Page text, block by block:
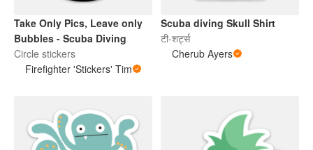
Take Only Pics, Leave only
Bubbles - Scuba Diving
Circle stickers
Firefighter 'Stickers' Tim
Scuba diving Skull Shirt
टी-शर्ट्स
Cherub Ayers